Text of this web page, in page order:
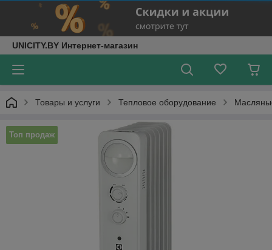
UNICITY.BY Интернет-магазин
Товары и услуги Тепловое оборудование
Топ продаж